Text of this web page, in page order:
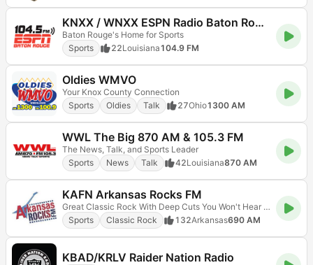
KNXX / WNXX ESPN Radio Baton Rouge 104.5 & 104.9 FM
Baton Rouge's Home for Sports
Sports
22Louisiana104.9 FM
Oldies WMVO
Your Knox County Connection
Sports
Oldies Talk 27Ohio1300 AM
WWL The Big 870 AM & 105.3 FM
The News, Talk, and Sports Leader
Sports
News Talk 42Louisiana870 AM
KAFN Arkansas Rocks FM
Great Classic Rock With Deep Cuts You Won't Hear Anywhere Else!
Sports
Classic Rock 132Arkansas690 AM
KBAD/KRLV Raider Nation Radio